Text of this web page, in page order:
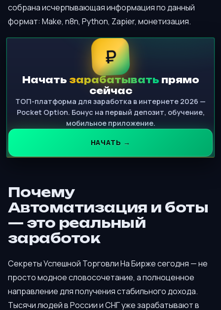
собрана исчерпывающая информация по данный
формат: Make, n8n, Python, Zapier, монетизация.
₽
Начать зарабатывать прямо
сейчас
ТОП-платформа для заработка в интернете 2026 —
Pocket Option. Бонус на первый депозит, обучение,
мобильное приложение.
НАЧАТЬ →
Почему
Автоматизация и боты
— это реальный
заработок
Секреты Успешной Торговли На Бирже сегодня — не
просто модное словосочетание, а полноценное
направление для получения стабильного дохода.
Тысячи людей в России и СНГ уже зарабатывают в